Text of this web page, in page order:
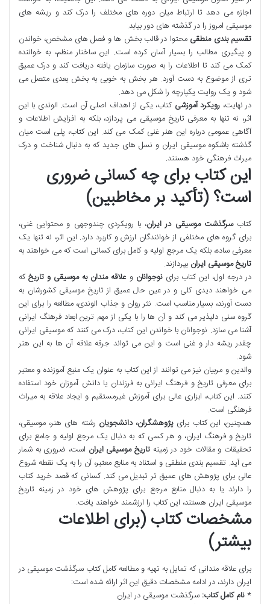
اجازه می دهد تا ارتباط میان دوره های مختلف را درک کند و ریشه های
موسیقی امروز را در گذشته های دور بیابد.
تقسیم بندی منطقی محتوا در قالب بخش ها و فصل های مشخص، خواندن
و پیگیری مطالب را بسیار آسان کرده است. این ساختار منظم، به خواننده
کمک می کند تا اطلاعات را به صورت سازمان یافته دریافت کند و درک عمیق
تری از موضوع به دست آورد. هر بخش به خوبی به بخش بعدی متصل می
شود و یک روایت یکپارچه را شکل می دهد.
در نهایت، رویکرد آموزشی کتاب، یکی از اهداف اصلی آن است. الوندی با این
اثر، نه تنها به معرفی تاریخ موسیقی می پردازد، بلکه به افزایش اطلاعات و
آگاهی عمومی درباره این هنر غنی کمک می کند. این کتاب، پلی است میان
گذشته باشکوه موسیقی ایران و نسل های جدید که به دنبال شناخت و درک
میراث فرهنگی خود هستند.
این کتاب برای چه کسانی ضروری
است؟ (تأکید بر مخاطبین)
کتابسرگذشت موسیقی در ایران، با رویکردی چندوجهی و محتوایی غنی،
برای گروه های مختلفی از خوانندگان ارزش و کاربرد دارد. این اثر، نه تنها یک
معرفی ساده، بلکه یک مرجع اولیه و کامل برای کسانی است که می خواهند به
تاریخ موسیقی ایران بپردازند.
در درجه اول، این کتاب براینوجوانان و علاقه مندان به موسیقی و تاریخکه
می خواهند دیدی کلی و در عین حال عمیق از تاریخ موسیقی کشورشان به
دست آورند، بسیار مناسب است. نثر روان و جذاب الوندی، مطالعه را برای این
گروه سنی دلپذیر می کند و آن ها را با یکی از مهم ترین ابعاد فرهنگ ایرانی
آشنا می سازد. نوجوانان با خواندن این کتاب، درک می کنند که موسیقی ایرانی
چقدر ریشه دار و غنی است و این می تواند جرقه علاقه آن ها به این هنر
شود.
والدین و مربیان نیز می توانند از این کتاب به عنوان یک منبع آموزنده و معتبر
برای معرفی تاریخ و فرهنگ ایرانی به فرزندان یا دانش آموزان خود استفاده
کنند. این کتاب، ابزاری عالی برای آموزش غیرمستقیم و ایجاد علاقه به میراث
فرهنگی است.
همچنین، این کتاب برای پژوهشگران، دانشجویان رشته های هنر، موسیقی،
تاریخ و فرهنگ ایران، و هر کسی که به دنبال یک مرجع اولیه و جامع برای
تحقیقات و مقالات خود در زمینه تاریخ موسیقی ایران است، ضروری به شمار
می آید. تقسیم بندی منطقی و استناد به منابع معتبر، آن را به یک نقطه شروع
عالی برای پژوهش های عمیق تر تبدیل می کند. کسانی که قصد خرید کتاب
را دارند یا به دنبال منابع مرجع برای پژوهش های خود در زمینه تاریخ
موسیقی ایران هستند، این کتاب را ارزشمند خواهند یافت.
مشخصات کتاب (برای اطلاعات
بیشتر)
برای علاقه مندانی که تمایل به تهیه و مطالعه کامل کتاب سرگذشت موسیقی در
ایران دارند، در ادامه مشخصات دقیق این اثر ارائه شده است:
*نام کامل کتاب: سرگذشت موسیقی در ایران